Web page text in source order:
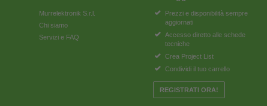
Murrelektronik S.r.l.
Chi siamo
Servizi e FAQ
Prezzi e disponibilità sempre
aggiornati
Accesso diretto alle schede
tecniche
Crea Project List
Condividi il tuo carrello
REGISTRATI ORA!